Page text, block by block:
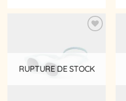
liste
RUPTURE DE STOCK